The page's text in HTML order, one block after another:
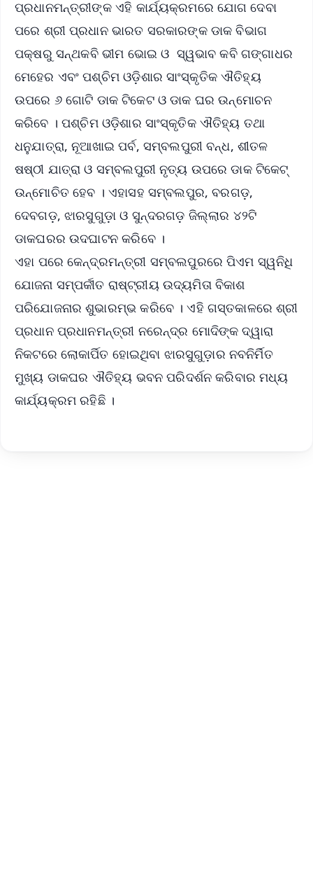
ପ୍ରଧାନମନ୍ତ୍ରୀଙ୍କ ଏହି କାର୍ଯ୍ୟକ୍ରମରେ ଯୋଗ ଦେବା
ପରେ ଶ୍ରୀ ପ୍ରଧାନ ଭାରତ ସରକାରଙ୍କ ଡାକ ବିଭାଗ
ପକ୍ଷରୁ ସନ୍ଥକବି ଭୀମ ଭୋଇ ଓ ସ୍ୱଭାବ କବି ଗଙ୍ଗାଧର
ମେହେର ଏବଂ ପଶ୍ଚିମ ଓଡ଼ିଶାର ସାଂସ୍କୃତିକ ଐତିହ୍ୟ
ଉପରେ ୬ ଗୋଟି ଡାକ ଟିକେଟ ଓ ଡାକ ଘର ଉନ୍ମୋଚନ
କରିବେ । ପଶ୍ଚିମ ଓଡ଼ିଶାର ସାଂସ୍କୃତିକ ଐତିହ୍ୟ ତଥା
ଧନୁଯାତ୍ରା, ନୂଆଖାଇ ପର୍ବ, ସମ୍ବଲପୁରୀ ବନ୍ଧ, ଶୀତଳ
ଷଷ୍ଠୀ ଯାତ୍ରା ଓ ସମ୍ବଲପୁରୀ ନୃତ୍ୟ ଉପରେ ଡାକ ଟିକେଟ୍
ଉନ୍ମୋଚିତ ହେବ । ଏହାସହ ସମ୍ବଲପୁର, ବରଗଡ଼,
ଦେବଗଡ଼, ଝାରସୁଗୁଡ଼ା ଓ ସୁନ୍ଦରଗଡ଼ ଜିଲ୍ଲାର ୪୨ଟି
ଡାକଘରର ଉଦଘାଟନ କରିବେ ।
ଏହା ପରେ କେନ୍ଦ୍ରମନ୍ତ୍ରୀ ସମ୍ବଲପୁରରେ ପିଏମ ସ୍ୱନିଧି
ଯୋଜନା ସମ୍ପର୍କୀତ ରାଷ୍ଟ୍ରୀୟ ଉଦ୍ୟମିତା ବିକାଶ
ପରିଯୋଜନାର ଶୁଭାରମ୍ଭ କରିବେ । ଏହି ଗସ୍ତକାଳରେ ଶ୍ରୀ
ପ୍ରଧାନ ପ୍ରଧାନମନ୍ତ୍ରୀ ନରେନ୍ଦ୍ର ମୋଦିଙ୍କ ଦ୍ୱାରା
ନିକଟରେ ଲୋକାର୍ପିତ ହୋଇଥିବା ଝାରସୁଗୁଡ଼ାର ନବନିର୍ମିତ
ମୁଖ୍ୟ ଡାକଘର ଐତିହ୍ୟ ଭବନ ପରିଦର୍ଶନ କରିବାର ମଧ୍ୟ
କାର୍ଯ୍ୟକ୍ରମ ରହିଛି ।